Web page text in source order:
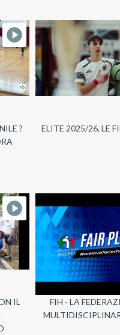
?
ELITE 2025/26, LE
IL
FIH - LA